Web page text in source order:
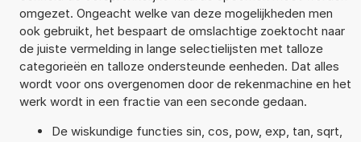
omgezet. Ongeacht welke van deze mogelijkheden men
ook gebruikt, het bespaart de omslachtige zoektocht naar
de juiste vermelding in lange selectielijsten met talloze
categorieën en talloze ondersteunde eenheden. Dat alles
wordt voor ons overgenomen door de rekenmachine en het
werk wordt in een fractie van een seconde gedaan.
De wiskundige functies sin, cos, pow, exp, tan, sqrt,